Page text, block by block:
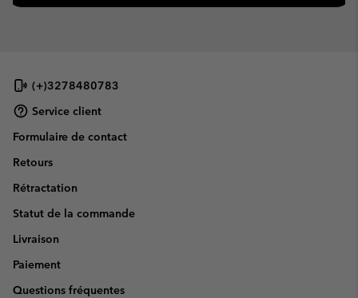
(+)3278480783
Service client
Formulaire de contact
Retours
Rétractation
Statut de la commande
Livraison
Paiement
Questions fréquentes